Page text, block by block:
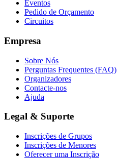
Eventos
Pedido de Orçamento
Circuitos
Empresa
Sobre Nós
Perguntas Frequentes (FAQ)
Organizadores
Contacte-nos
Ajuda
Legal & Suporte
Inscrições de Grupos
Inscrições de Menores
Oferecer uma Inscrição